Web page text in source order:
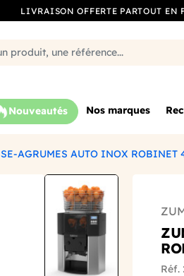
LIVRAISON OFFERTE PARTOUT EN
Nouveautés Nos marques
AGRUMES AUTO INOX ROBINET
Réf.